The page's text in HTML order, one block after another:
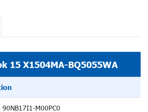
15 X1504MA-BQ5055WA
90NB17I1-M00PC0